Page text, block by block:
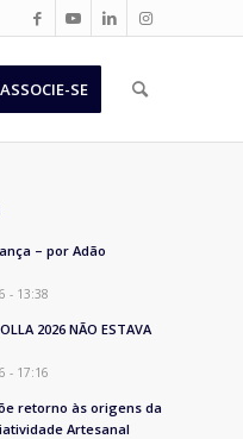
ASSOCIE-SE
– por Adão
- 13:38
2026 NÃO ESTAVA
- 17:16
retorno às origens da
Artesanal